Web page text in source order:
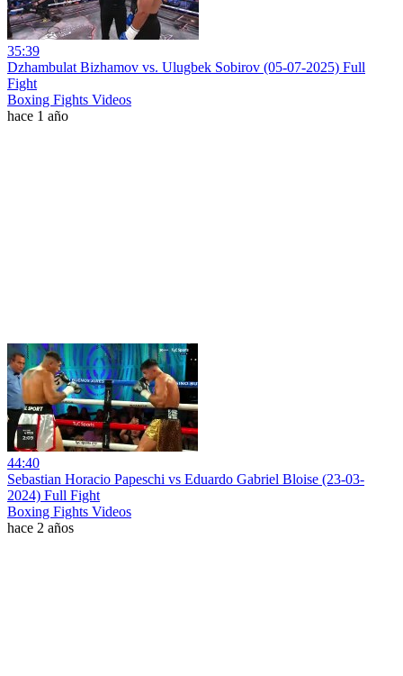
35:39
Dzhambulat Bizhamov vs. Ulugbek Sobirov (05-07-2025) Full
Fight
Boxing Fights Videos
hace 1 año
44:40
Sebastian Horacio Papeschi vs Eduardo Gabriel Bloise (23-03-
2024) Full Fight
Boxing Fights Videos
hace 2 años